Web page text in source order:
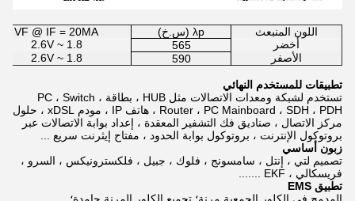
اللون المنبعث λp (س.خ)
VF @ IF = 20MA
أخضر
565
1.8 ~ 2.6V
الأصفر
590
1.8 ~ 2.6V
تطبيقات للمستخدم النهائي
تستخدم لشبكة ومعدات الاتصالات مثل HUB ، بطاقة PC ، Switch ،
Router ، PC Mainboard ، SDH ، PDH ، هاتف IP ، مودم xDSL ،
حلول
مركز الاتصال ، صناديق فك التشفير المعقدة ، إعداد بوابة الاتصالات عبر
بروتوكول الإنترنت ، بروتوكول بوابة الحدود ، مفتاح إيثرنت سريع ...
زبون أساسي
تصميم لتي ، إنتل ، سامسونج ، فلوك ، جبيل ، فلكسترونيكس ، السرو ،
فريسكالي ، EKF .......
تطبيق EMS